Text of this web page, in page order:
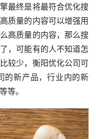
最终是将最符合优化搜
质量的内容可以增强用
高质量的内容，那么搜
，可能有的人不知道怎
较少，衡阳优化公司可
的新产品，行业内的新
等。